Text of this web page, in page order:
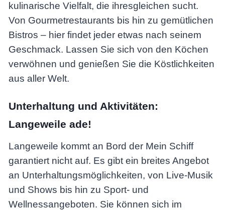
kulinarische Vielfalt, die ihresgleichen sucht.
Von Gourmetrestaurants bis hin zu gemütlichen
Bistros – hier findet jeder etwas nach seinem
Geschmack. Lassen Sie sich von den Köchen
verwöhnen und genießen Sie die Köstlichkeiten
aus aller Welt.
Unterhaltung und Aktivitäten:
Langeweile ade!
Langeweile kommt an Bord der Mein Schiff
garantiert nicht auf. Es gibt ein breites Angebot
an Unterhaltungsmöglichkeiten, von Live-Musik
und Shows bis hin zu Sport- und
Wellnessangeboten. Sie können sich im